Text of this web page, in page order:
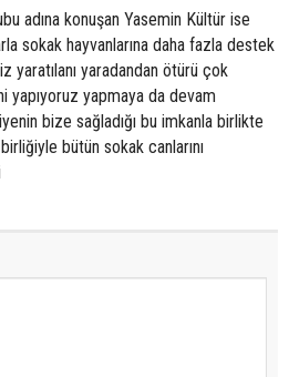
adına konuşan Yasemin Kültür ise
sokak hayvanlarına daha fazla destek
yaradandan ötürü çok
yapmaya da devam
bize sağladığı bu imkanla birlikte
bütün sokak canlarını